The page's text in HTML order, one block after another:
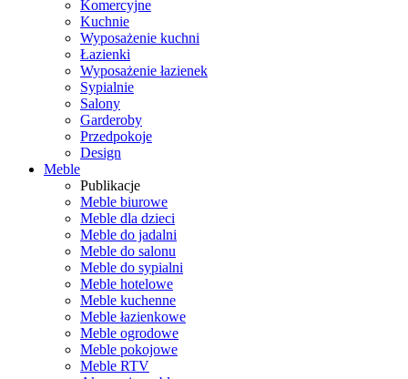
Komercyjne
Kuchnie
Wyposażenie kuchni
Łazienki
Wyposażenie łazienek
Sypialnie
Salony
Garderoby
Przedpokoje
Design
Meble
Publikacje
Meble biurowe
Meble dla dzieci
Meble do jadalni
Meble do salonu
Meble do sypialni
Meble hotelowe
Meble kuchenne
Meble łazienkowe
Meble ogrodowe
Meble pokojowe
Meble RTV